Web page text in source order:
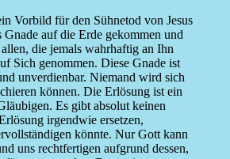
Vorbild für den Sühnetod von Jesus
Gnade auf die Erde gekommen und
die jemals wahrhaftig an Ihn
Sich genommen. Diese Gnade ist
unverdienbar. Niemand wird sich
können. Die Erlösung ist ein
Es gibt absolut keinen
irgendwie ersetzen,
könnte. Nur Gott kann
uns rechtfertigen aufgrund dessen,